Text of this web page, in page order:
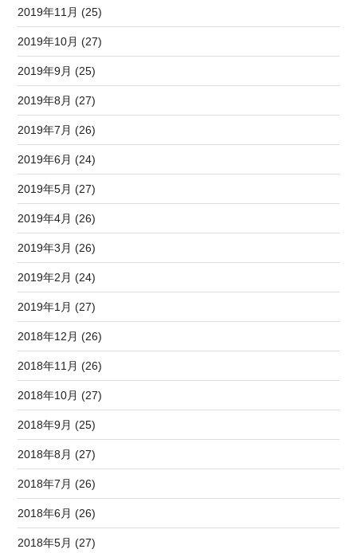
2019年11月 (25)
2019年10月 (27)
2019年9月 (25)
2019年8月 (27)
2019年7月 (26)
2019年6月 (24)
2019年5月 (27)
2019年4月 (26)
2019年3月 (26)
2019年2月 (24)
2019年1月 (27)
2018年12月 (26)
2018年11月 (26)
2018年10月 (27)
2018年9月 (25)
2018年8月 (27)
2018年7月 (26)
2018年6月 (26)
2018年5月 (27)